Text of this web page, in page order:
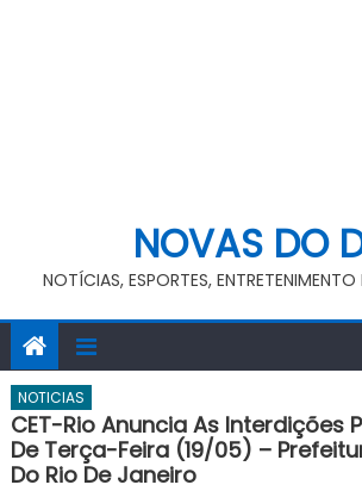
NOVAS DO
NOTÍCIAS, ESPORTES,
NOTICIAS
CET-Rio Anuncia As Interdições
De Terça-Feira (19/05) –
Do Rio De Janeiro